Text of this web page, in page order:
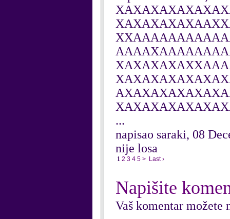
...
napisao saraki, 08
nije losa
1 2 3 4 5 > Last ›
Napišite
Vaš komentar možete